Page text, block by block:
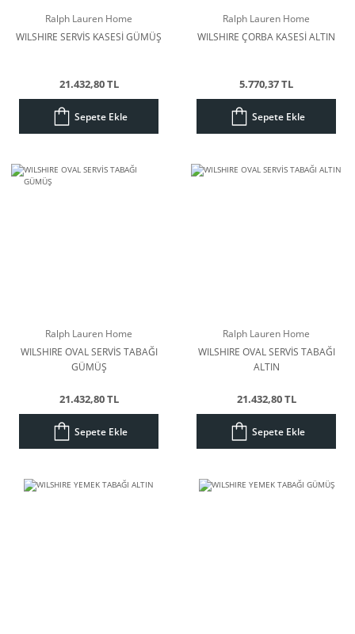
Ralph Lauren Home
WILSHIRE SERVİS KASESİ GÜMÜŞ
21.432,80 TL
Sepete Ekle
Ralph Lauren Home
WILSHIRE ÇORBA KASESİ ALTIN
5.770,37 TL
Sepete Ekle
Ralph Lauren Home
WILSHIRE OVAL SERVİS TABAĞI
GÜMÜŞ
21.432,80 TL
Sepete Ekle
Ralph Lauren Home
WILSHIRE OVAL SERVİS TABAĞI
ALTIN
21.432,80 TL
Sepete Ekle